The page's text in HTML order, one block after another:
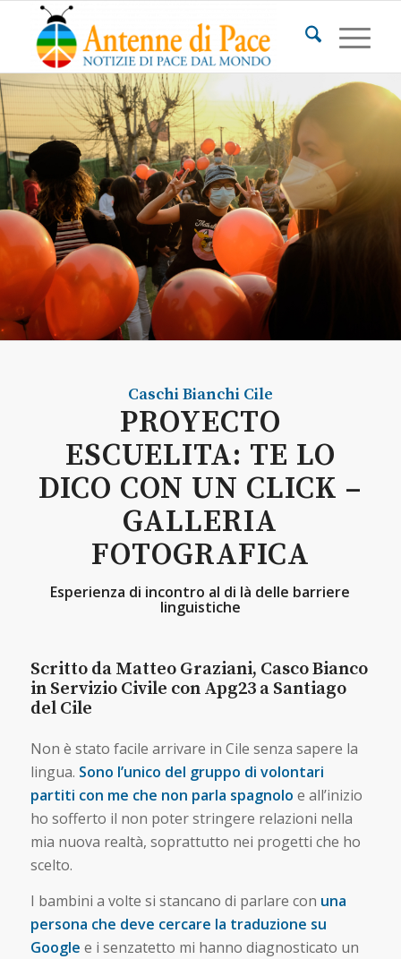
Caschi Bianchi Cile
PROYECTO
ESCUELITA: TE LO
DICO CON UN CLICK –
GALLERIA
FOTOGRAFICA
Esperienza di incontro al di là delle barriere
linguistiche
Scritto da Matteo Graziani, Casco Bianco
in Servizio Civile con Apg23 a Santiago
del Cile
Non è stato facile arrivare in Cile senza sapere la
lingua. Sono l’unico del gruppo di volontari
partiti con me che non parla spagnolo e all’inizio
ho sofferto il non poter stringere relazioni nella
mia nuova realtà, soprattutto nei progetti che ho
scelto.
I bambini a volte si stancano di parlare con una
persona che deve cercare la traduzione su
Google e i senzatetto mi hanno diagnosticato un